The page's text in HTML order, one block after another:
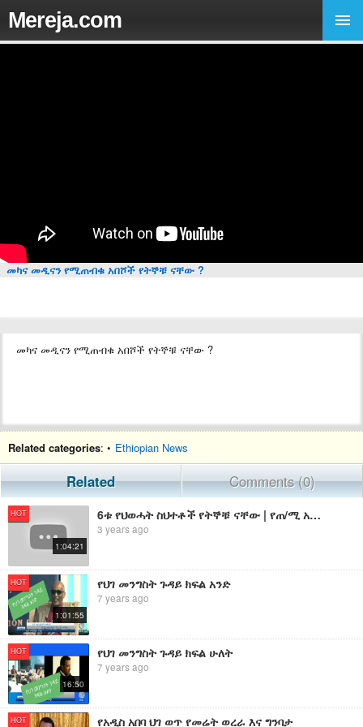
Mereja.com
መካና መዲናን የሚጠብቁ አበሾች የትኞቹ ናቸው ?
መካና መዲናን የሚጠብቁ አበሾች የትኞቹ ናቸው ?
Related categories: • Ethiopian News
Related Comments (0)
HOT
1:04:21
6ቱ የህወሓት ስህተቶች የትኞቹ ናቸው | የጠ/ሚ አብይ ንግግር እርስ በርሱ ይጣረሳል? | የቀንደኛው የህወሓት ደጋፊ ጀነራል መምጣት ሚስጥር
3 years ago
HOT
1:01:55
የህገ መንግስት ጉዳይ ክፍል አንድ
7 years ago
HOT
16:50
የህገ መንግስት ጉዳይ ክፍል ሁለት
7 years ago
HOT የአዲስ አበባ ህገ ወጥ የመሬት ወረራ እና ግንባታ